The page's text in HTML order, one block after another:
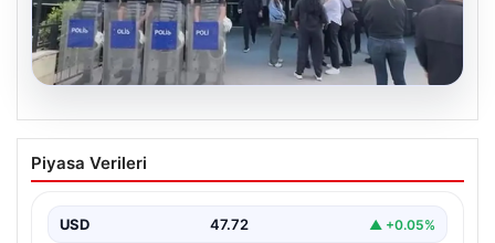
05.08.2026
Avcılar Belediyesi’ne operasyon. 12
şüpheli gözaltına alındı
Piyasa Verileri
USD 47.72 ▲ +0.05%